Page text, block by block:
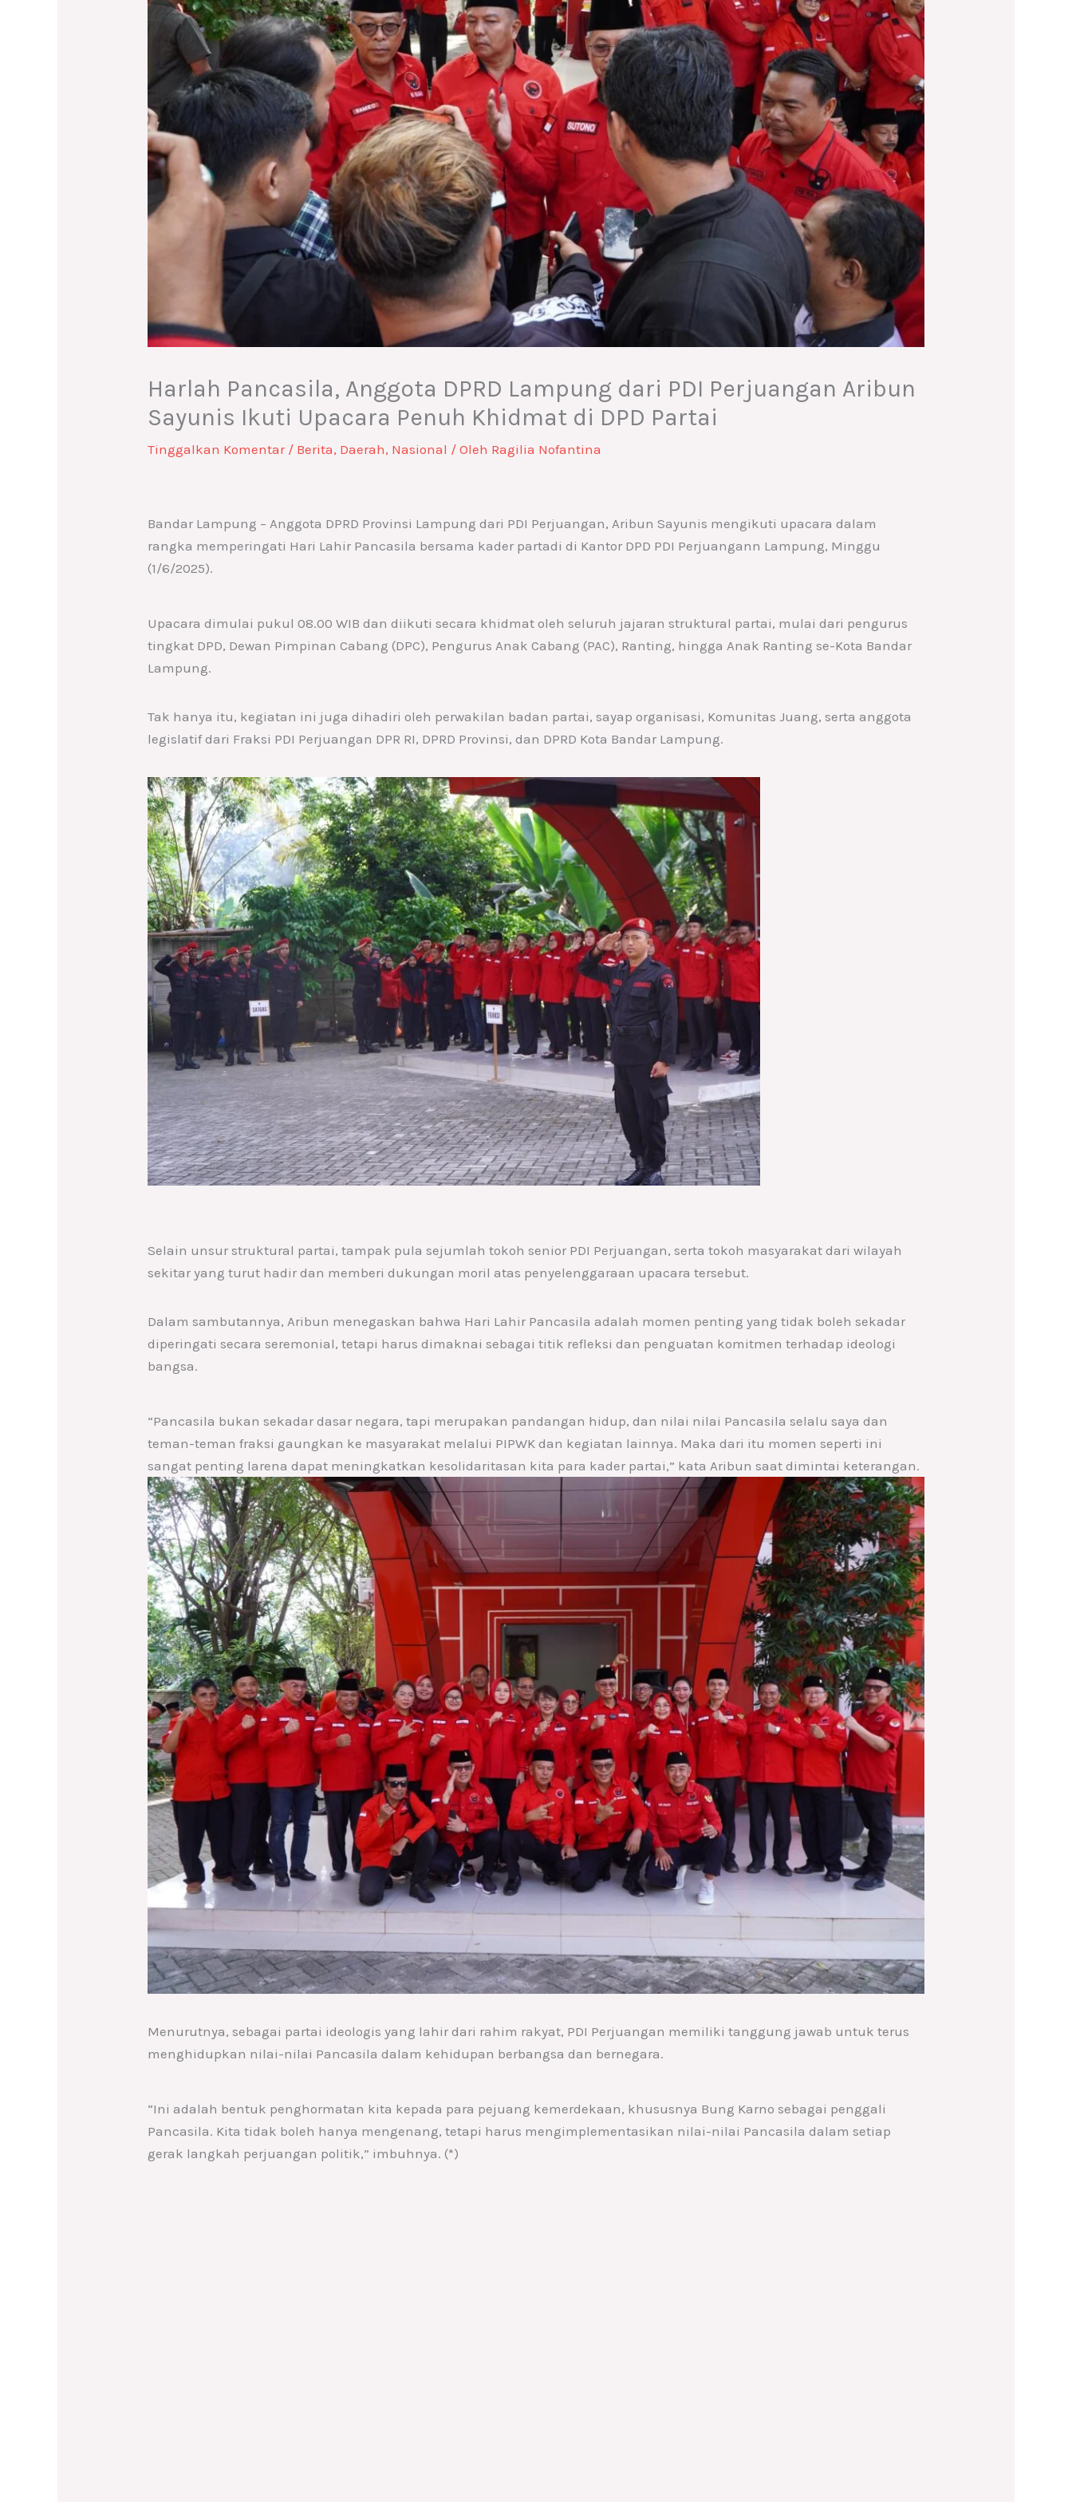
Harlah Pancasila, Anggota DPRD Lampung dari PDI Perjuangan Aribun
Sayunis Ikuti Upacara Penuh Khidmat di DPD Partai
Tinggalkan Komentar / Berita, Daerah, Nasional / Oleh Ragilia Nofantina
Bandar Lampung – Anggota DPRD Provinsi Lampung dari PDI Perjuangan, Aribun Sayunis mengikuti upacara dalam
rangka memperingati Hari Lahir Pancasila bersama kader partadi di Kantor DPD PDI Perjuangann Lampung, Minggu
(1/6/2025).
Upacara dimulai pukul 08.00 WIB dan diikuti secara khidmat oleh seluruh jajaran struktural partai, mulai dari pengurus
tingkat DPD, Dewan Pimpinan Cabang (DPC), Pengurus Anak Cabang (PAC), Ranting, hingga Anak Ranting se-Kota Bandar
Lampung.
Tak hanya itu, kegiatan ini juga dihadiri oleh perwakilan badan partai, sayap organisasi, Komunitas Juang, serta anggota
legislatif dari Fraksi PDI Perjuangan DPR RI, DPRD Provinsi, dan DPRD Kota Bandar Lampung.
Selain unsur struktural partai, tampak pula sejumlah tokoh senior PDI Perjuangan, serta tokoh masyarakat dari wilayah
sekitar yang turut hadir dan memberi dukungan moril atas penyelenggaraan upacara tersebut.
Dalam sambutannya, Aribun menegaskan bahwa Hari Lahir Pancasila adalah momen penting yang tidak boleh sekadar
diperingati secara seremonial, tetapi harus dimaknai sebagai titik refleksi dan penguatan komitmen terhadap ideologi
bangsa.
“Pancasila bukan sekadar dasar negara, tapi merupakan pandangan hidup, dan nilai nilai Pancasila selalu saya dan
teman-teman fraksi gaungkan ke masyarakat melalui PIPWK dan kegiatan lainnya. Maka dari itu momen seperti ini
sangat penting larena dapat meningkatkan kesolidaritasan kita para kader partai,” kata Aribun saat dimintai keterangan.
Menurutnya, sebagai partai ideologis yang lahir dari rahim rakyat, PDI Perjuangan memiliki tanggung jawab untuk terus
menghidupkan nilai-nilai Pancasila dalam kehidupan berbangsa dan bernegara.
“Ini adalah bentuk penghormatan kita kepada para pejuang kemerdekaan, khususnya Bung Karno sebagai penggali
Pancasila. Kita tidak boleh hanya mengenang, tetapi harus mengimplementasikan nilai-nilai Pancasila dalam setiap
gerak langkah perjuangan politik,” imbuhnya. (*)